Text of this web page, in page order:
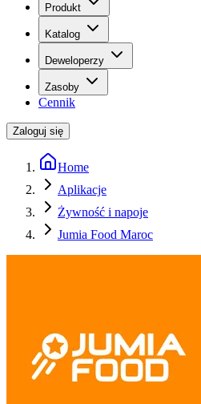
Produkt
Katalog
Deweloperzy
Zasoby
Cennik
Zaloguj się
Home
Aplikacje
Żywność i napoje
Jumia Food Maroc